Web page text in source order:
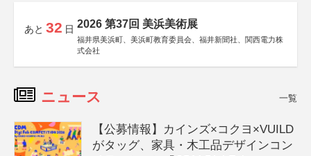
あと 32 日 2026 第37回 美浜美術展
福井県美浜町、美浜町教育委員会、福井新聞社、関西電力株
式会社
ニュース 一覧
【公募情報】カインズ×コクヨ×VUILD
がタッグ、家具・木工品デザインコン